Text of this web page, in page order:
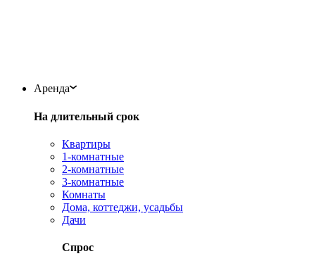
Аренда
На длительный срок
Квартиры
1-комнатные
2-комнатные
3-комнатные
Комнаты
Дома, коттеджи, усадьбы
Дачи
Спрос